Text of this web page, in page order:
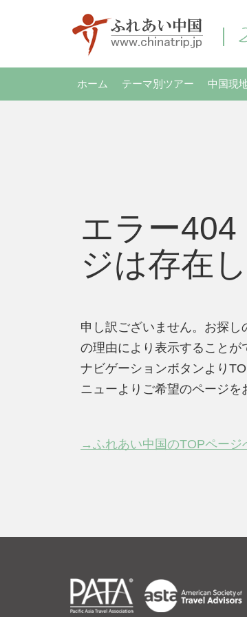
ホーム テーマ別ツアー 中国現
エラー
ジは存在
申し訳ございません。お探
の理由により表示することが
ナビゲーションボタンより
ニューよりご希望のページを
→ふれあい中国のTOPページ